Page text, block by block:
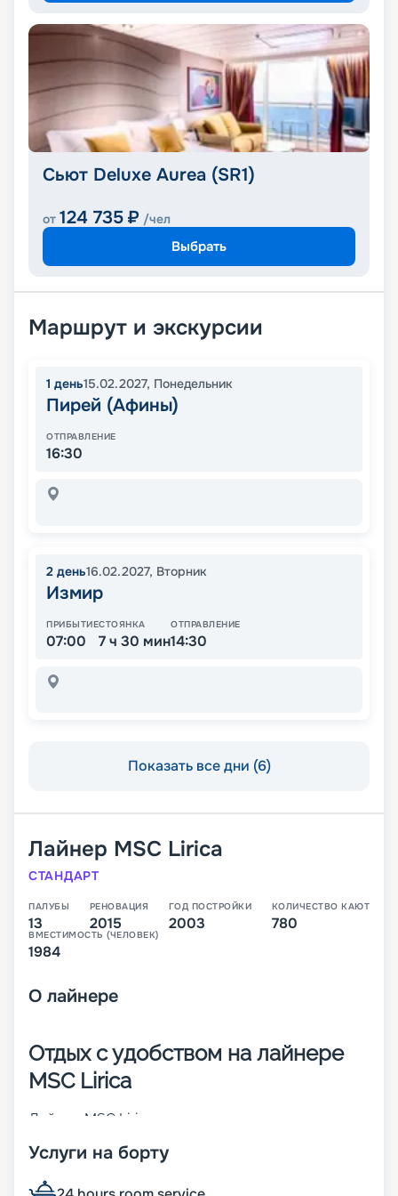
Сьют Deluxe Aurea (SR1)
от 124 735 ₽ /чел
Выбрать
Маршрут и экскурсии
1 день15.02.2027, Понедельник
Пирей (Афины)
ОТПРАВЛЕНИЕ
16:30
2 день16.02.2027, Вторник
Измир
ПРИБЫТИЕ
07:00
СТОЯНКА
7 ч 30 мин
ОТПРАВЛЕНИЕ
14:30
Показать все дни (6)
Лайнер MSC Lirica
СТАНДАРТ
ПАЛУБЫ
13
РЕНОВАЦИЯ
2015
ГОД ПОСТРОЙКИ
2003
КОЛИЧЕСТВО КАЮТ
780
ВМЕСТИМОСТЬ (ЧЕЛОВЕК)
1984
О лайнере
Отдых с удобством на лайнере
MSC Lirica
Лайнер MSC Lirica сочетает высокие
интерьеров. Судно было построено во Франции
Оно является обладателем ряда международных
Услуги на борту